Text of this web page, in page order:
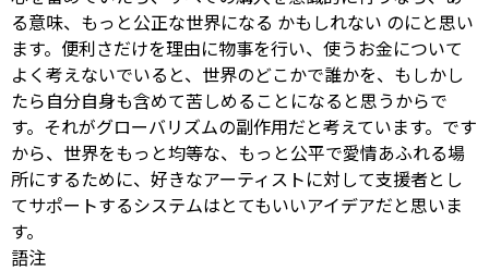
る意味、もっと公正な世界になる かもしれない のにと思い
ます。便利さだけを理由に物事を行い、使うお金について
よく考えないでいると、世界のどこかで誰かを、もしかし
たら自分自身も含めて苦しめることになると思うからで
す。それがグローバリズムの副作用だと考えています。です
から、世界をもっと均等な、もっと公平で愛情あふれる場
所にするために、好きなアーティストに対して支援者とし
てサポートするシステムはとてもいいアイデアだと思いま
す。
語注